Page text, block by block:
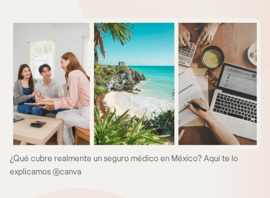
¿Qué cubre realmente un seguro médico en México? Aquí te lo
explicamos @canva